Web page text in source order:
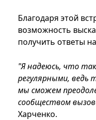
Благодаря этой
возможность
получить ответы
"Я надеюсь, что
регулярными, ведь
мы сможем
сообществом
Харченко.